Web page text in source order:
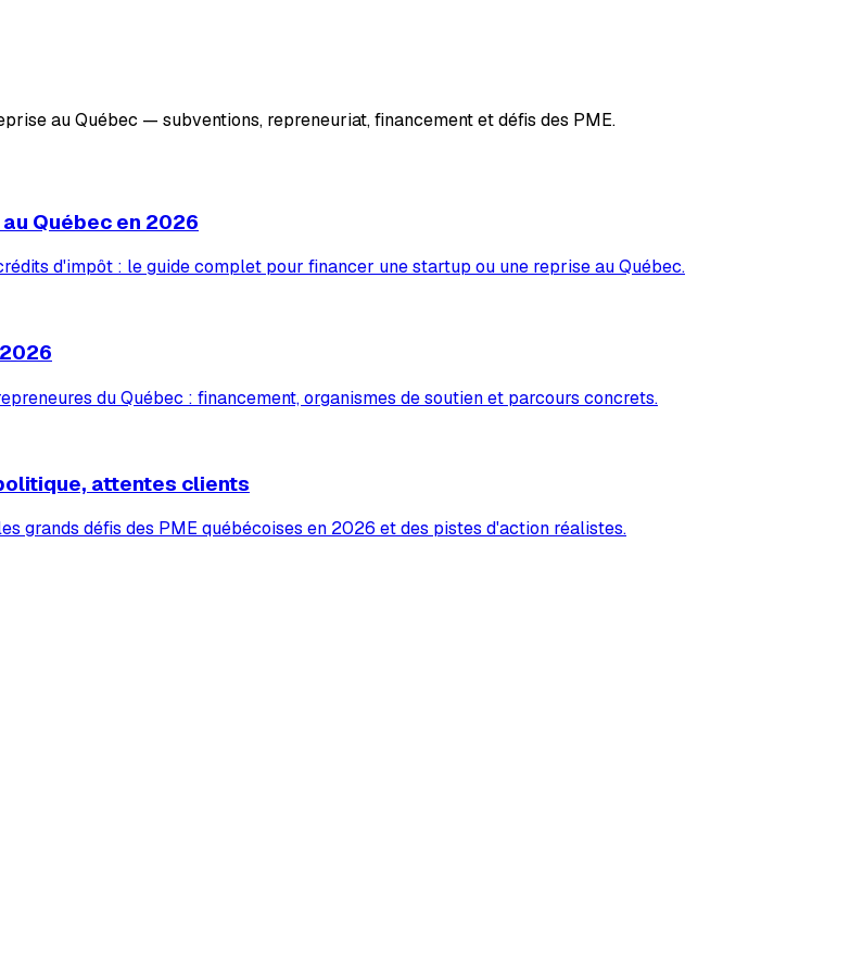
au Québec — subventions, repreneuriat, financement et défis des PME.
Québec en 2026
d'impôt : le guide complet pour financer une startup ou une reprise au Québec.
du Québec : financement, organismes de soutien et parcours concrets.
attentes clients
grands défis des PME québécoises en 2026 et des pistes d'action réalistes.